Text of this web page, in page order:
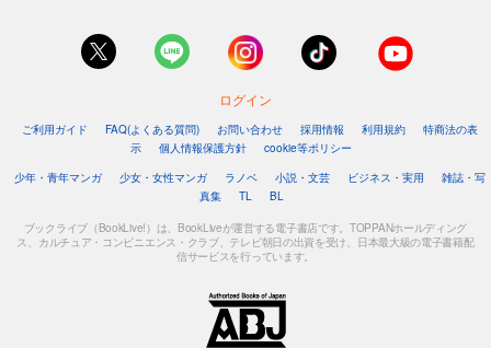
ログイン
ご利用ガイド FAQ(よくある質問) お問い合わせ 採用情報 利用規約
特商法の表
示
個人情報保護方針
cookie等ポリシー
少年・青年マンガ
少女・女性マンガ ラノベ 小説・文芸 ビジネス・実用
雑誌・写
真集
TL BL
ブックライブ（BookLive!）は、BookLiveが運営する電子書店です。TOPPANホールディング
ス、カルチュア・コンビニエンス・クラブ、テレビ朝日の出資を受け、日本最大級の電子書籍配
信サービスを行っています。